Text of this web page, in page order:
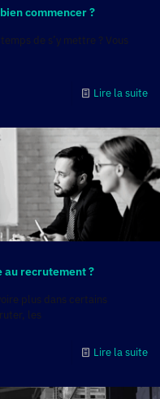
commencer ?
de s’y mettre ? Vous
Lire la suite
au recrutement ?
plus dans certains
les
Lire la suite